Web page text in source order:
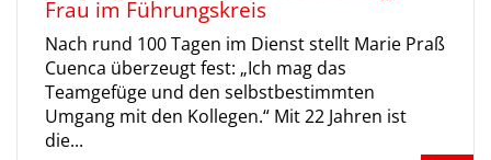
Frau im Führungskreis
Nach rund 100 Tagen im Dienst stellt Marie Praß
Cuenca überzeugt fest: „Ich mag das
Teamgefüge und den selbstbestimmten
Umgang mit den Kollegen.“ Mit 22 Jahren ist
die...